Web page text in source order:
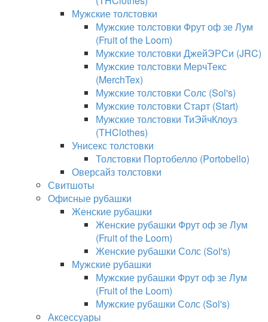
Мужские толстовки
Мужские толстовки Фрут оф зе Лум
(Fruit of the Loom)
Мужские толстовки ДжейЭРСи (JRC)
Мужские толстовки МерчТекс
(MerchTex)
Мужские толстовки Солс (Sol's)
Мужские толстовки Старт (Start)
Мужские толстовки ТиЭйчКлоуз
(THClothes)
Унисекс толстовки
Толстовки Портобелло (Portobello)
Оверсайз толстовки
Свитшоты
Офисные рубашки
Женские рубашки
Женские рубашки Фрут оф зе Лум
(Fruit of the Loom)
Женские рубашки Солс (Sol's)
Мужские рубашки
Мужские рубашки Фрут оф зе Лум
(Fruit of the Loom)
Мужские рубашки Солс (Sol's)
Аксессуары